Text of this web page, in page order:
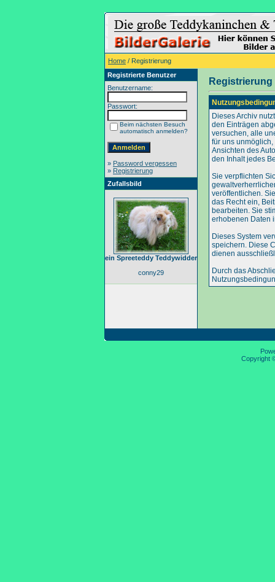
Home / Registrierung
Registrierte Benutzer
Benutzername:
Passwort:
Beim nächsten Besuch
automatisch anmelden?
» Password vergessen
» Registrierung
Zufallsbild
ein Spreeteddy Teddywidder
conny29
Registrierung
Dieses Archiv
den Einträgen
versuchen, alle
für uns
Ansichten des
den Inhalt jedes
Sie verpflichten
veröffentlichen.
das Recht ein,
bearbeiten. Sie
erhobenen Daten
Dieses System
speichern. Diese
dienen
Durch das
Copyright